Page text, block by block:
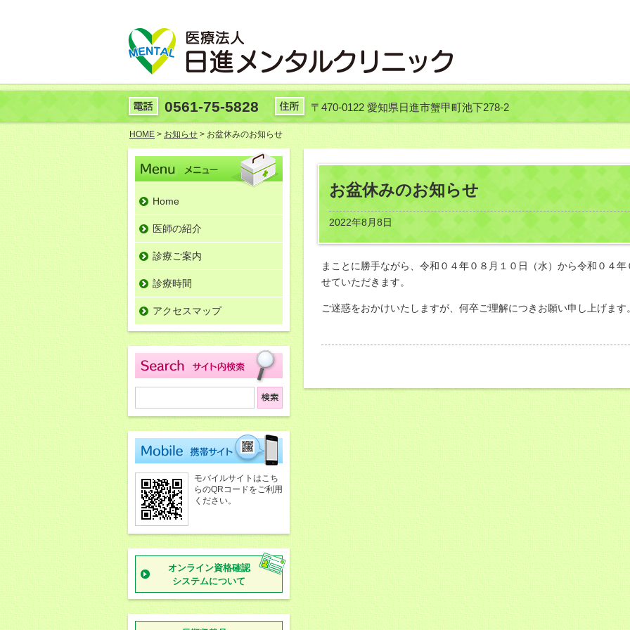
0561-75-5828 〒470-0122 愛知県日進市蟹甲町池下278-2
HOME > お知らせ > お盆休みのお知らせ
お盆休みのお知らせ
2022年8月8日
まことに勝手ながら、令和０４年０８月１０日（水）から令和０４
せていただきます。
ご迷惑をおかけいたしますが、何卒ご理解につきお願い申し上げます
Home
医師の紹介
診療ご案内
診療時間
アクセスマップ
モバイルサイトはこち
らのQRコードをご利用
ください。
オンライン資格確認
システムについて